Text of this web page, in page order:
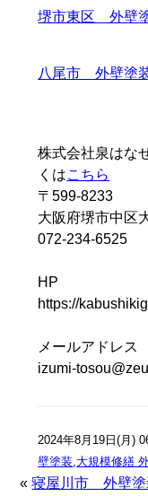
堺市東区 外壁
八尾市 外壁塗
株式会社泉はな
くはこちら
〒599-8233
大阪府堺市中区
072-234-6525
HP
https://
メールアドレス
izumi-
2024年8月19日(月)
壁塗装,大規模修繕
«寝屋川市 外壁